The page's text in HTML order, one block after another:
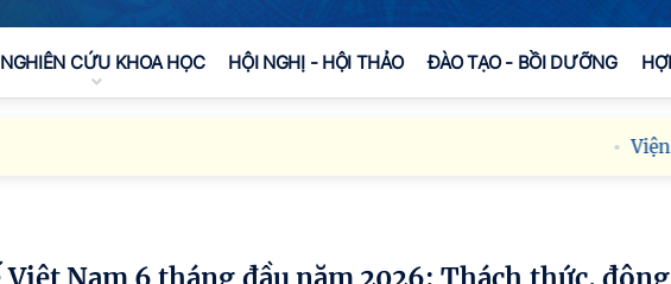
NGHIÊN CỨU KHOA HỌC HỘI NGHỊ - HỘI THẢO ĐÀO TẠO - BỒI DƯỠNG
Viện Hàn